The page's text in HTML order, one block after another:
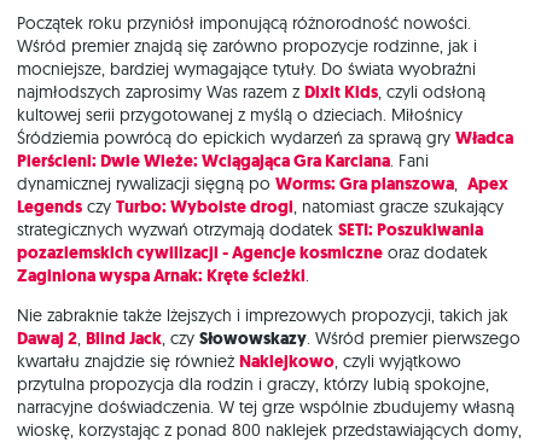
Początek roku przyniósł imponującą różnorodność nowości.
Wśród premier znajdą się zarówno propozycje rodzinne, jak i
mocniejsze, bardziej wymagające tytuły. Do świata wyobraźni
najmłodszych zaprosimy Was razem z Dixit Kids, czyli odsłoną
kultowej serii przygotowanej z myślą o dzieciach. Miłośnicy
Śródziemia powrócą do epickich wydarzeń za sprawą gry Władca
Pierścieni: Dwie Wieże: Wciągająca Gra Karciana. Fani
dynamicznej rywalizacji sięgną po Worms: Gra planszowa, Apex
Legends czy Turbo: Wyboiste drogi, natomiast gracze szukający
strategicznych wyzwań otrzymają dodatek SETI: Poszukiwania
pozaziemskich cywilizacji - Agencje kosmiczne oraz dodatek
Zaginiona wyspa Arnak: Kręte ścieżki.
Nie zabraknie także lżejszych i imprezowych propozycji, takich jak
Dawaj 2, Blind Jack, czy Słowowskazy. Wśród premier pierwszego
kwartału znajdzie się również Naklejkowo, czyli wyjątkowo
przytulna propozycja dla rodzin i graczy, którzy lubią spokojne,
narracyjne doświadczenia. W tej grze wspólnie zbudujemy własną
wioskę, korzystając z ponad 800 naklejek przedstawiających domy,